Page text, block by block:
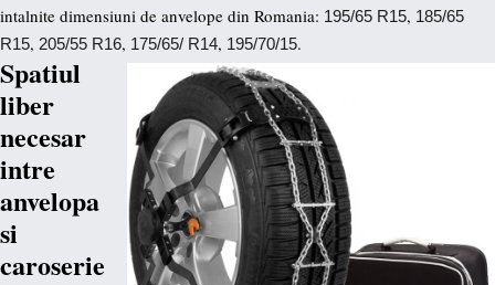
intalnite dimensiuni de anvelope din Romania: 195/65 R15, 185/65
R15, 205/55 R16, 175/65/ R14, 195/70/15.
Spatiul
liber
necesar
intre
anvelopa
si
caroserie